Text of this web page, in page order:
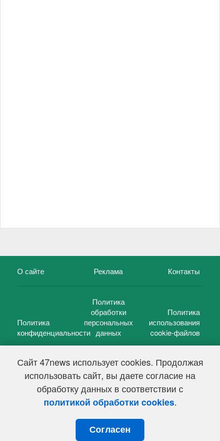
Сайт 47news использует cookies. Продолжая
использовать сайт, вы даете согласие на
обработку данных в соответствии с
политикой обработки cookies.
Согласен
О сайте Реклама Контакты
Политика
конфиденциальности
Политика
обработки
персональных
данных
Политика
использования
cookie-файлов
47 новостей (47 news)2005 — 2026 г.
Свидетельство о регистрации СМИ Эл № ФС 77-39848, выдано
Федеральной службой по надзору в сфере связи,
информационных технологий и массовых коммуникаций